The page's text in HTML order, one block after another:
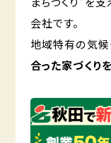
会社です。
地域特有の気候
合った家づくり